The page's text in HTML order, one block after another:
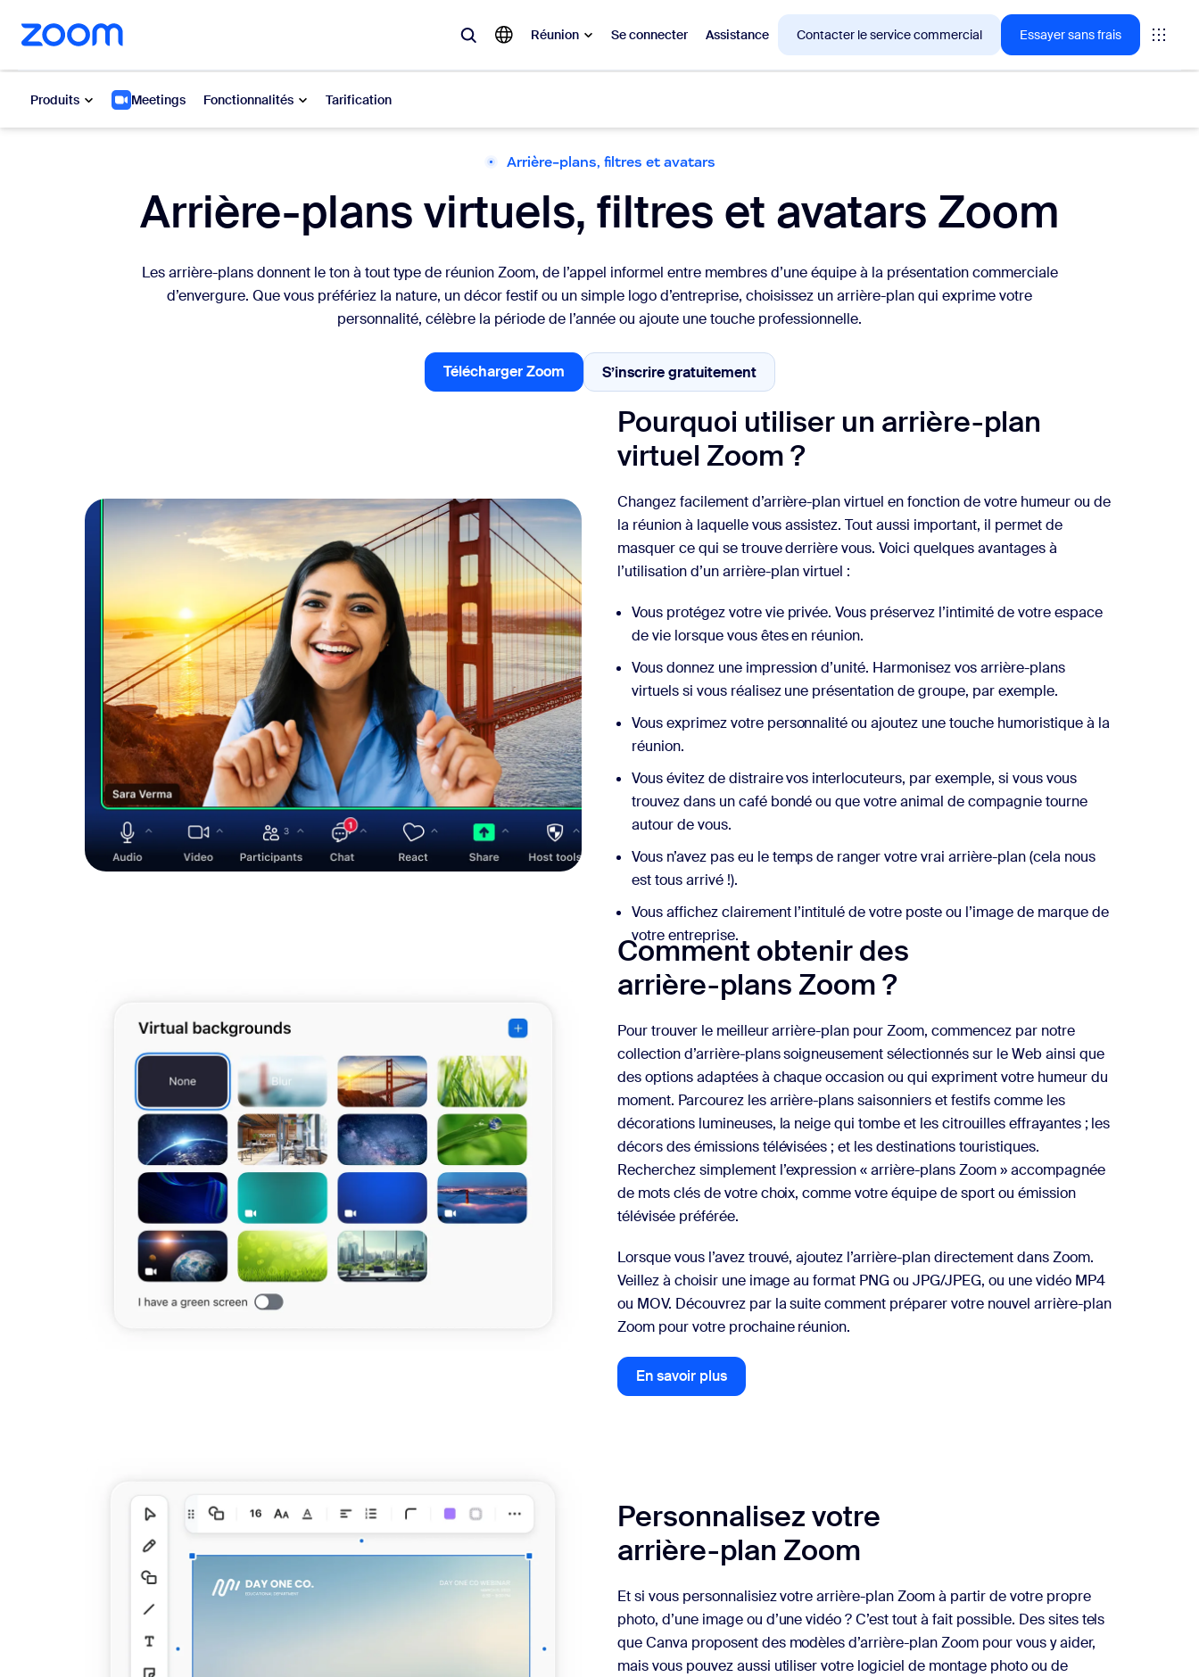
contenu principal
au chat d’aide
Produits Meetings Fonctionnalités Tarification
Réunion Se connecter Assistance Contacter le service commercial Essayer sans frais
Zoom Workplace Les solutions en vogue, tendance, qui font le buzz : celles qui intéressent la clientèle de Zoom en ce moment.
ZoomMate Rooms
Contact Center
Installer sur ordinateur
Centre de téléchargement
Contactez-nous
+1.888.799.9666 /+1.888.303.1012
Arrière-plans, filtres et avatars
Arrière-plans virtuels, filtres et avatars Zoom
Les arrière-plans donnent le ton à tout type de réunion Zoom, de l’appel informel entre membres d’une équipe à la présentation commerciale
d’envergure. Que vous préfériez la nature, un décor festif ou un simple logo d’entreprise, choisissez un arrière-plan qui exprime votre
personnalité, célèbre la période de l’année ou ajoute une touche professionnelle.
Télécharger Zoom
Télécharger Zoom
S’inscrire gratuitement
S’inscrire gratuitement
Pourquoi utiliser un arrière-plan
virtuel Zoom ?
Changez facilement d’arrière-plan virtuel en fonction de votre humeur ou de
la réunion à laquelle vous assistez. Tout aussi important, il permet de
masquer ce qui se trouve derrière vous. Voici quelques avantages à
l’utilisation d’un arrière-plan virtuel :
Vous protégez votre vie privée. Vous préservez l’intimité de votre espace
de vie lorsque vous êtes en réunion.
Vous donnez une impression d’unité. Harmonisez vos arrière-plans
virtuels si vous réalisez une présentation de groupe, par exemple.
Vous exprimez votre personnalité ou ajoutez une touche humoristique à la
réunion.
Vous évitez de distraire vos interlocuteurs, par exemple, si vous vous
trouvez dans un café bondé ou que votre animal de compagnie tourne
autour de vous.
Vous n’avez pas eu le temps de ranger votre vrai arrière-plan (cela nous
est tous arrivé !).
Vous affichez clairement l’intitulé de votre poste ou l’image de marque de
votre entreprise.
Comment obtenir des
arrière-plans Zoom ?
Pour trouver le meilleur arrière-plan pour Zoom, commencez par notre
collection d’arrière-plans soigneusement sélectionnés sur le Web ainsi que
des options adaptées à chaque occasion ou qui expriment votre humeur du
moment. Parcourez les arrière-plans saisonniers et festifs comme les
décorations lumineuses, la neige qui tombe et les citrouilles effrayantes ; les
décors des émissions télévisées ; et les destinations touristiques.
Recherchez simplement l’expression « arrière-plans Zoom » accompagnée
de mots clés de votre choix, comme votre équipe de sport ou émission
télévisée préférée.
Lorsque vous l’avez trouvé, ajoutez l’arrière-plan directement dans Zoom.
Veillez à choisir une image au format PNG ou JPG/JPEG, ou une vidéo MP4
ou MOV. Découvrez par la suite comment préparer votre nouvel arrière-plan
Zoom pour votre prochaine réunion.
En savoir plus
En savoir plus
Personnalisez votre
arrière-plan Zoom
Et si vous personnalisiez votre arrière-plan Zoom à partir de votre propre
photo, d’une image ou d’une vidéo ? C’est tout à fait possible. Des sites tels
que Canva proposent des modèles d’arrière-plan Zoom pour vous y aider,
mais vous pouvez aussi utiliser votre logiciel de montage photo ou de